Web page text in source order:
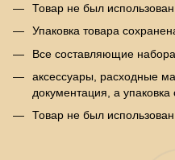
Товар не был
Упаковка товара
Все составляющие
аксессуары, расходные
документация, а упаковка
Товар не был